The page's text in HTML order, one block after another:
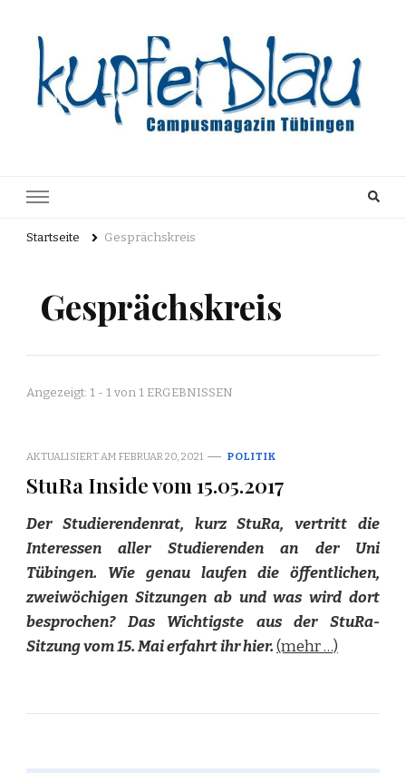
Archiv
Startseite Gesprächskreis
Gesprächskreis
Angezeigt: 1 - 1 von 1 ERGEBNISSEN
AKTUALISIERT AM FEBRUAR 20, 2021 POLITIK
StuRa Inside vom 15.05.2017
Der Studierendenrat, kurz StuRa, vertritt die
Interessen aller Studierenden an der Uni
Tübingen. Wie genau laufen die öffentlichen,
zweiwöchigen Sitzungen ab und was wird dort
besprochen? Das Wichtigste aus der StuRa-
Sitzung vom 15. Mai erfahrt ihr hier.(mehr …)